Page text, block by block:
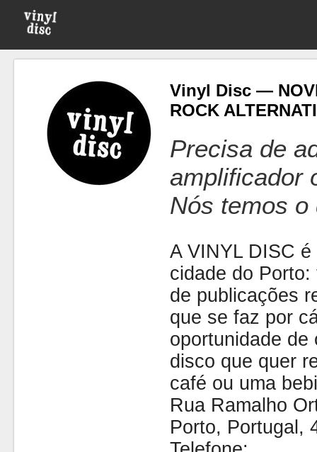
Vinyl Disc —
ROCK
Precisa de
amplificador
Nós temos o
A VINYL DISC
cidade do
de publicações
que se faz por
oportunidade de
disco que quer
café ou uma
Rua Ramalho
Porto, Portugal,